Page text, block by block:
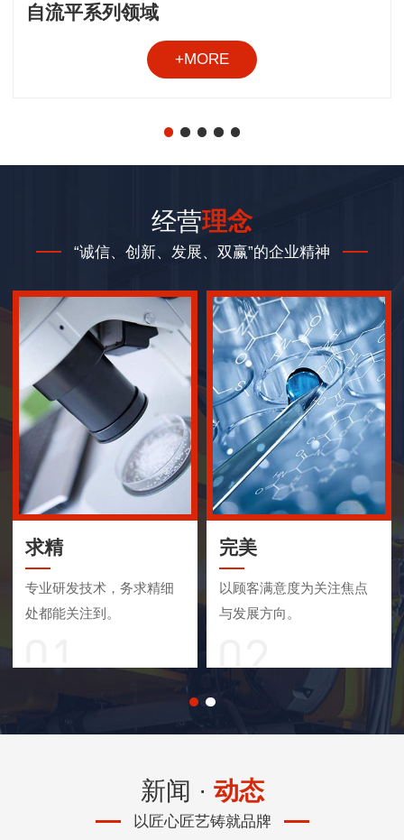
自流平系列领域
+MORE
经营理念
“诚信、创新、发展、双赢”的企业精神
求精
专业研发技术，务求精细
处都能关注到。
完美
以顾客满意度为关注焦点
与发展方向。
新闻 · 动态
以匠心匠艺铸就品牌